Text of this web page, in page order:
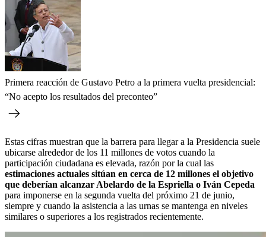
Primera reacción de Gustavo Petro a la primera vuelta presidencial:
“No acepto los resultados del preconteo”
Estas cifras muestran que la barrera para llegar a la Presidencia suele
ubicarse alrededor de los 11 millones de votos cuando la
participación ciudadana es elevada, razón por la cual las
estimaciones actuales sitúan en cerca de 12 millones el objetivo
que deberían alcanzar Abelardo de la Espriella o Iván Cepeda
para imponerse en la segunda vuelta del próximo 21 de junio,
siempre y cuando la asistencia a las urnas se mantenga en niveles
similares o superiores a los registrados recientemente.